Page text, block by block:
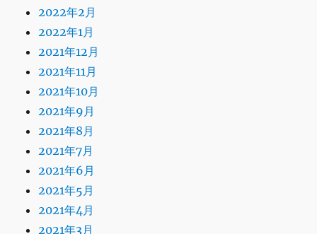
2022年2月
2022年1月
2021年12月
2021年11月
2021年10月
2021年9月
2021年8月
2021年7月
2021年6月
2021年5月
2021年4月
2021年3月